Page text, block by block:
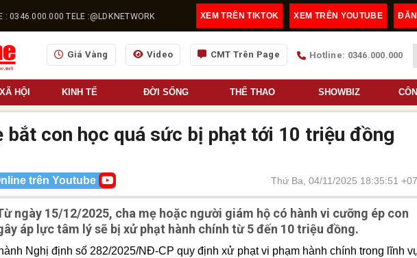
: 0346.000.000 TELE :@LDKNETWORK XEM TRÊN TIKTOK XEM TRÊN YOUTUBE
Giá Vàng Video CMT Trên Page Hotline: 0346.000.000
HỘI KINH TẾ ĐỜI SỐNG THỂ THAO SHOWBIZ
bắt con học quá sức bị phạt tới 10 triệu đồng
trên Youtube Thứ Ba, 04/11/2025 18:35:51
ngày 15/12/2025, cha mẹ hoặc người giám hộ có hành vi cưỡng ép con
áp lực tâm lý sẽ bị xử phạt hành chính từ 5 đến 10 triệu đồng.
Nghị định số 282/2025/NĐ-CP quy định xử phạt vi phạm hành chính trong lĩnh